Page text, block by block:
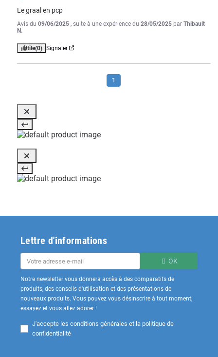
Le graal en pcp
Avis du 09/06/2025 , suite à une expérience du 28/05/2025 par Thibault
N.
Utile(0) Signaler
1
Lettre d'informations
OK
Notre newsletter vous donnera accès à des comparatifs de
produits, des conseils d'utilisation et des présentations de
nouveaux produits. Vous pouvez vous désinscrire à tout moment,
essayez et vous allez adorer !
J'accepte les conditions générales et la politique de
confidentialité